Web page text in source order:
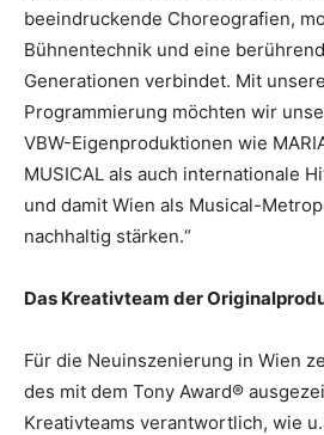
beeindruckende Choreografien,
Bühnentechnik und eine
Generationen verbindet. Mit
Programmierung möchten wir
VBW-Eigenproduktionen wie
MUSICAL als auch internationale
und damit Wien als Musical-
nachhaltig stärken.“
Das Kreativteam der
Für die Neuinszenierung in Wien
des mit dem Tony Award®
Kreativteams verantwortlich, wie